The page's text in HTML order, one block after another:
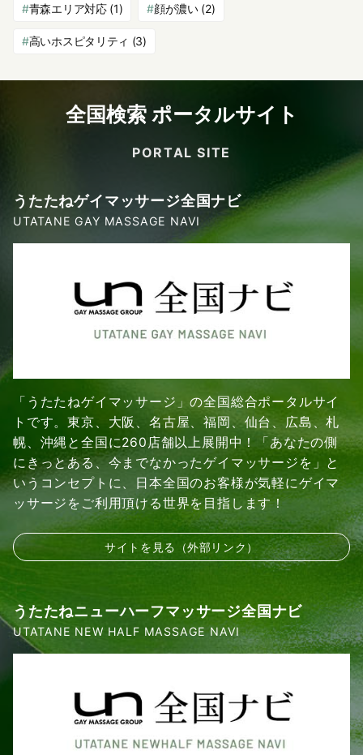
青森エリア対応(1) 顔が濃い(2)
高いホスピタリティ (3)
全国検索 ポータルサイト
PORTAL SITE
うたたねゲイマッサージ全国ナビ
UTATANE GAY MASSAGE NAVI
「うたたねゲイマッサージ」の全国総合ポータルサイ
トです。東京、大阪、名古屋、福岡、仙台、広島、札
幌、沖縄と全国に260店舗以上展開中！「あなたの側
にきっとある、今までなかったゲイマッサージを」と
いうコンセプトに、日本全国のお客様が気軽にゲイマ
ッサージをご利用頂ける世界を目指します！
サイトを見る（外部リンク）
うたたねニューハーフマッサージ全国ナビ
UTATANE NEW HALF MASSAGE NAVI